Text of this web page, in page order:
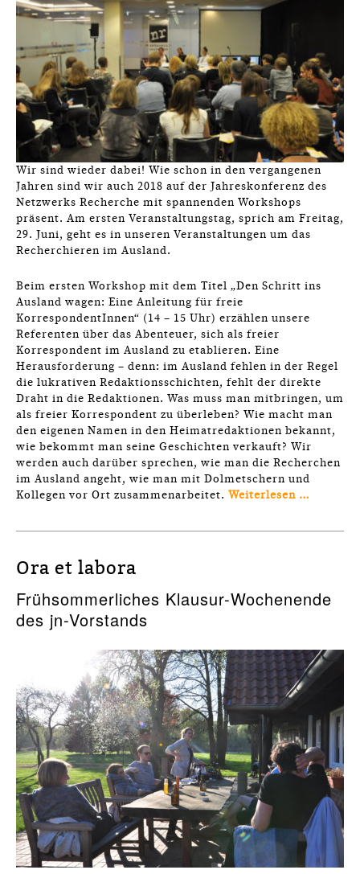
Wir sind wieder dabei! Wie schon in den vergangenen
Jahren sind wir auch 2018 auf der Jahreskonferenz des
Netzwerks Recherche mit spannenden Workshops
präsent. Am ersten Veranstaltungstag, sprich am Freitag,
29. Juni, geht es in unseren Veranstaltungen um das
Recherchieren im Ausland.
Beim ersten Workshop mit dem Titel „Den Schritt ins
Ausland wagen: Eine Anleitung für freie
KorrespondentInnen“ (14 – 15 Uhr) erzählen unsere
Referenten über das Abenteuer, sich als freier
Korrespondent im Ausland zu etablieren. Eine
Herausforderung – denn: im Ausland fehlen in der Regel
die lukrativen Redaktionsschichten, fehlt der direkte
Draht in die Redaktionen. Was muss man mitbringen, um
als freier Korrespondent zu überleben? Wie macht man
den eigenen Namen in den Heimatredaktionen bekannt,
wie bekommt man seine Geschichten verkauft? Wir
werden auch darüber sprechen, wie man die Recherchen
im Ausland angeht, wie man mit Dolmetschern und
Kollegen vor Ort zusammenarbeitet. Weiterlesen …
Ora et labora
Frühsommerliches Klausur-Wochenende
des jn-Vorstands